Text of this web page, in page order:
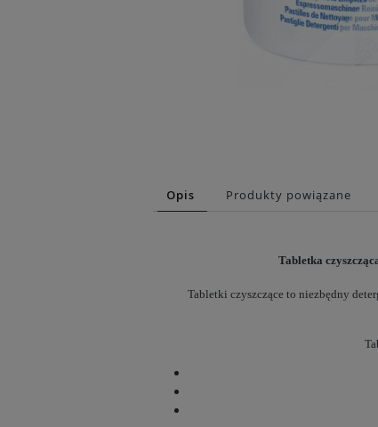
Opis Produkty powiązane
Tabletka
Tabletki czyszczące to niezbędny